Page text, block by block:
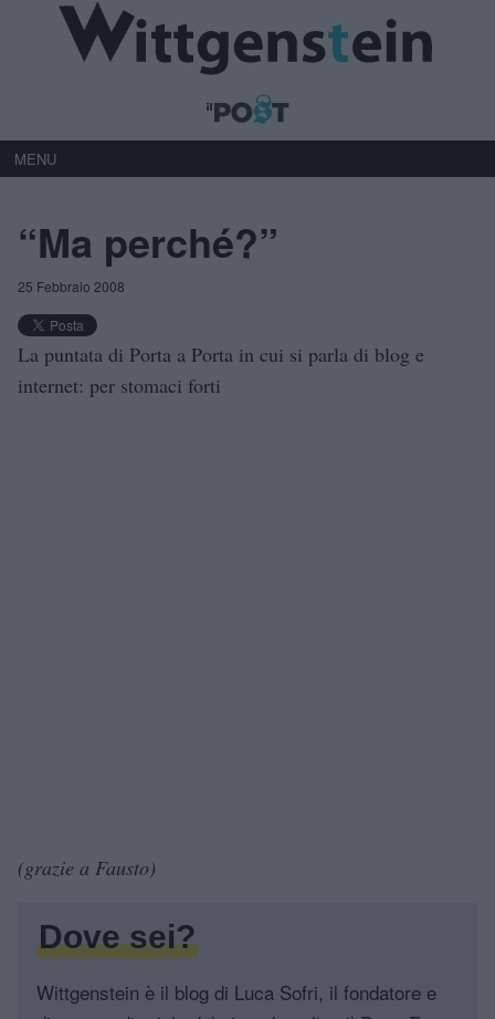
MENU
“Ma perché?”
25 Febbraio 2008
La puntata di Porta a Porta in cui si parla di blog e
internet: per stomaci forti
(grazie a Fausto)
Dove sei?
Wittgenstein è il blog di Luca Sofri, il fondatore e